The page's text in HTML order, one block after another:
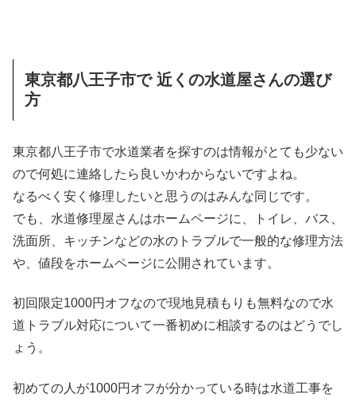
東京都八王子市で 近くの水道屋さんの選び
方
東京都八王子市で水道業者を探すのは情報がとても少ない
ので何処に連絡したら良いかわからないですよね。
なるべく安く修理したいと思うのはみんな同じです。
でも、水道修理屋さんはホームページに、トイレ、バス、
洗面所、キッチンなどの水のトラブルで一般的な修理方法
や、値段をホームページに公開されています。
初回限定1000円オフなので現地見積もりも無料なので水
道トラブル対応について一番初めに相談するのはどうでし
ょう。
初めての人が1000円オフが分かっている時は水道工事を